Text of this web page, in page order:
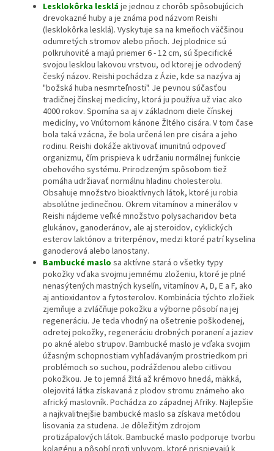
Lesklokôrka leskláje jednou z chorôb spôsobujúcich
drevokazné huby a je známa pod názvom Reishi
(lesklokôrka lesklá). Vyskytuje sa na kmeňoch väčšinou
odumretých stromov alebo pňoch. Jej plodnice sú
polkruhovité a majú priemer 6 - 12 cm, sú špecifické
svojou lesklou lakovou vrstvou, od ktorej je odvodený
český názov. Reishi pochádza z Ázie, kde sa nazýva aj
"božská huba nesmrteľnosti". Je pevnou súčasťou
tradičnej čínskej medicíny, ktorá ju používa už viac ako
4000 rokov. Spomína sa aj v základnom diele čínskej
medicíny, vo Vnútornom kánone Žltého cisára. V tom čase
bola taká vzácna, že bola určená len pre cisára a jeho
rodinu. Reishi dokáže aktivovať imunitnú odpoveď
organizmu, čím prispieva k udržaniu normálnej funkcie
obehového systému. Prirodzeným spôsobom tiež
pomáha udržiavať normálnu hladinu cholesterolu.
Obsahuje množstvo bioaktívnych látok, ktoré ju robia
absolútne jedinečnou. Okrem vitamínov a minerálov v
Reishi nájdeme veľké množstvo polysacharidov beta
glukánov, ganoderánov, ale aj steroidov, cyklických
esterov laktónov a triterpénov, medzi ktoré patrí kyselina
ganoderová alebo lanostany.
Bambucké maslo sa aktívne stará o všetky typy
pokožky vďaka svojmu jemnému zloženiu, ktoré je plné
nenasýtených mastných kyselín, vitamínov A, D, E a F, ako
aj antioxidantov a fytosterolov. Kombinácia týchto zložiek
zjemňuje a zvláčňuje pokožku a výborne pôsobí na jej
regeneráciu. Je teda vhodný na ošetrenie poškodenej,
odretej pokožky, regeneráciu drobných poranení a jaziev
po akné alebo strupov. Bambucké maslo je vďaka svojim
úžasným schopnostiam vyhľadávaným prostriedkom pri
problémoch so suchou, podráždenou alebo citlivou
pokožkou. Je to jemná žltá až krémovo hnedá, mäkká,
olejovitá látka získavaná z plodov stromu známeho ako
africký maslovník. Pochádza zo západnej Afriky. Najlepšie
a najkvalitnejšie bambucké maslo sa získava metódou
lisovania za studena. Je dôležitým zdrojom
protizápalových látok. Bambucké maslo podporuje tvorbu